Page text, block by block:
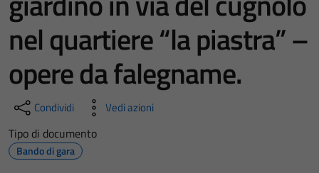
nel quartiere “la piastra” –
opere da falegname.
Condividi Vedi azioni
Tipo di documento
Bando di gara